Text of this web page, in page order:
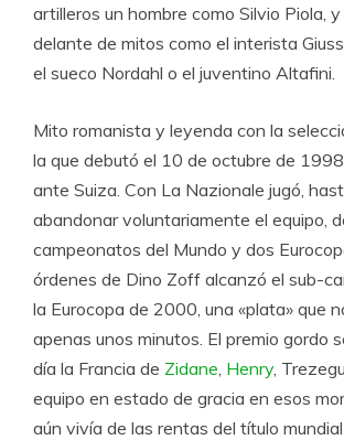
artilleros un hombre como Silvio Piola,
delante de mitos como el interista
el sueco Nordahl o el juventino Altafini.
Mito romanista y leyenda con la
la que debutó el 10 de octubre de
ante Suiza. Con La Nazionale jugó,
abandonar voluntariamente el equipo,
campeonatos del Mundo y dos
órdenes de Dino Zoff alcanzó el sub-
la Eurocopa de 2000, una «plata» que
apenas unos minutos. El premio gordo
día la Francia de Zidane Henry,
equipo en estado de gracia en esos
aún vivía de las rentas del título